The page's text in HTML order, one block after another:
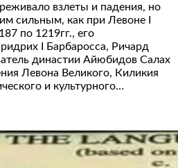
взлеты и падения, но
сильным, как при Левоне I
по 1219гг., его
I Барбаросса, Ричард
династии Айюбидов Салах
Левона Великого, Киликия
и культурного…